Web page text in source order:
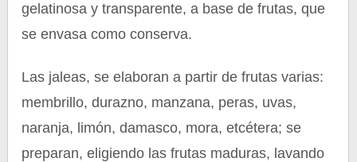
gelatinosa y transparente, a base de frutas, que
se envasa como conserva.
Las jaleas, se elaboran a partir de frutas varias:
membrillo, durazno, manzana, peras, uvas,
naranja, limón, damasco, mora, etcétera; se
preparan, eligiendo las frutas maduras, lavando